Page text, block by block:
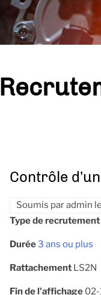
Contrôle
Soumis paradmin le
Type de recrutement
Durée3 ans ou plus
Rattachement LS2N
Fin de l'affichage